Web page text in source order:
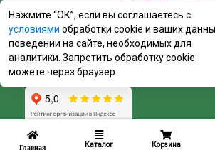
Главная Каталог Корзина
Нажмите “ОК”, если вы соглашаетесь с
условиями обработки cookie и ваших
поведении на сайте, необходимых для
аналитики. Запретить обработку cookie
можете через браузер